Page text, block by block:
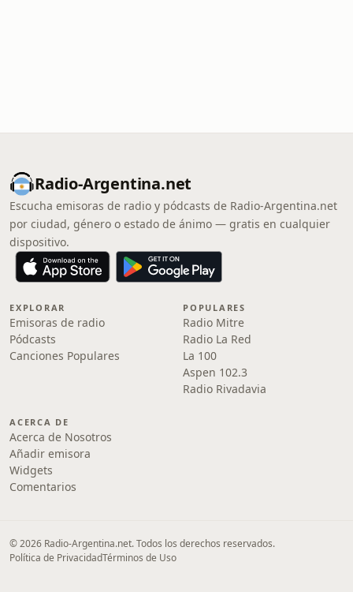
Radio-Argentina.net
Escucha emisoras de radio y pódcasts de Radio-Argentina.net
por ciudad, género o estado de ánimo — gratis en cualquier
dispositivo.
EXPLORAR
Emisoras de radio
Pódcasts
Canciones Populares
POPULARES
Radio Mitre
Radio La Red
La 100
Aspen 102.3
Radio Rivadavia
ACERCA DE
Acerca de Nosotros
Añadir emisora
Widgets
Comentarios
© 2026 Radio-Argentina.net. Todos los derechos reservados.
Política de PrivacidadTérminos de Uso